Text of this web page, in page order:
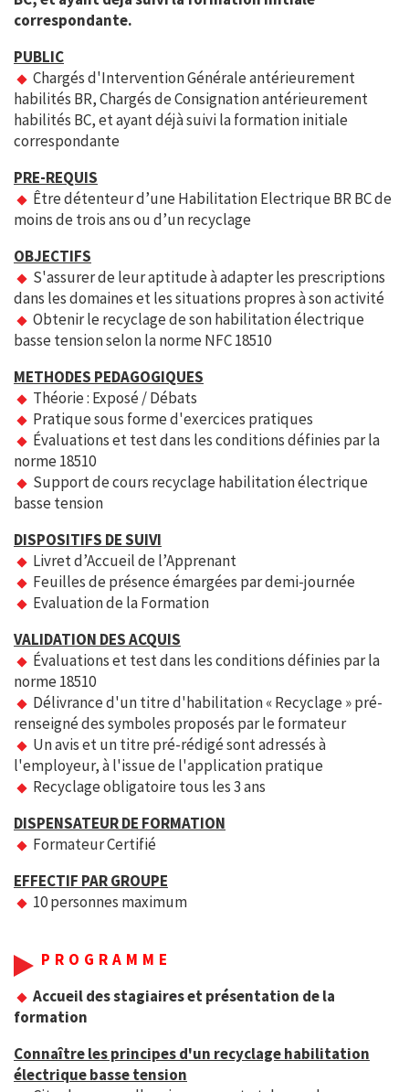
correspondante.
PUBLIC
Chargés d'Intervention Générale antérieurement
habilités BR, Chargés de Consignation antérieurement
habilités BC, et ayant déjà suivi la formation initiale
correspondante
PRE-REQUIS
Être détenteur d’une Habilitation Electrique BR BC de
moins de trois ans ou d’un recyclage
OBJECTIFS
S'assurer de leur aptitude à adapter les prescriptions
dans les domaines et les situations propres à son activité
Obtenir le recyclage de son habilitation électrique
basse tension selon la norme NFC 18510
METHODES PEDAGOGIQUES
Théorie : Exposé / Débats
Pratique sous forme d'exercices pratiques
Évaluations et test dans les conditions définies par la
norme 18510
Support de cours recyclage habilitation électrique
basse tension
DISPOSITIFS DE SUIVI
Livret d’Accueil de l’Apprenant
Feuilles de présence émargées par demi-journée
Evaluation de la Formation
VALIDATION DES ACQUIS
Évaluations et test dans les conditions définies par la
norme 18510
Délivrance d'un titre d'habilitation « Recyclage » pré-
renseigné des symboles proposés par le formateur
Un avis et un titre pré-rédigé sont adressés à
l'employeur, à l'issue de l'application pratique
Recyclage obligatoire tous les 3 ans
DISPENSATEUR DE FORMATION
Formateur Certifié
EFFECTIF PAR GROUPE
10 personnes maximum
PROGRAMME
Accueil des stagiaires et présentation de la
formation
Connaître les principes d'un recyclage habilitation
électrique basse tension